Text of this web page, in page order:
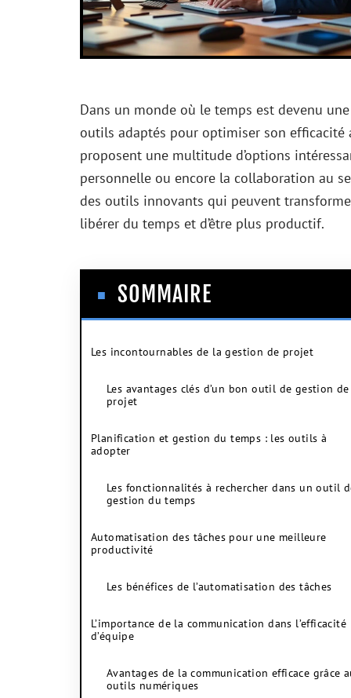
Dans un monde où le temps est devenu
outils adaptés pour optimiser son
proposent une multitude d’options
personnelle ou encore la collaboration au
des outils innovants qui peuvent
libérer du temps et d’être plus productif.
SOMMAIRE
Les incontournables de la gestion de projet
Les avantages clés d’un bon outil de gestion de
projet
Planification et gestion du temps : les outils à
adopter
Les fonctionnalités à rechercher dans un outil
gestion du temps
Automatisation des tâches pour une meilleure
productivité
Les bénéfices de l’automatisation des tâches
L’importance de la communication dans l’efficacité
d’équipe
Avantages de la communication efficace grâce
outils numériques